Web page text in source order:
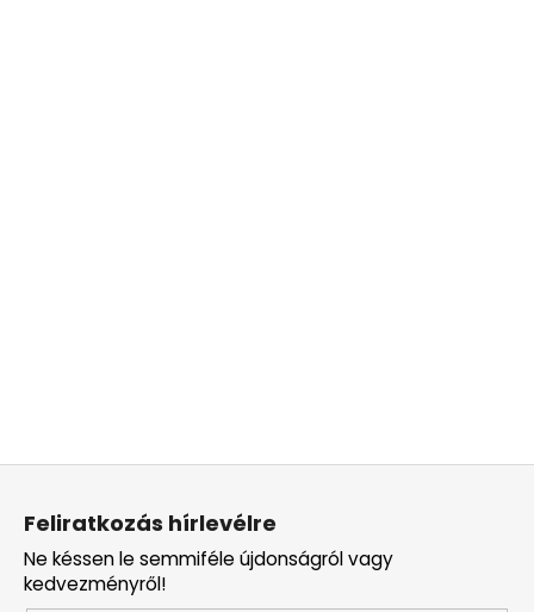
L
Feliratkozás hírlevélre
Ne késsen le semmiféle újdonságról vagy
kedvezményről!